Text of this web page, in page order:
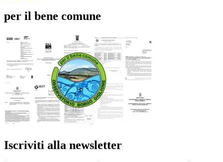
per il bene comune
Iscriviti alla newsletter